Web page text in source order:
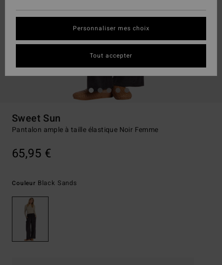
Sweet Sun
Pantalon ample à taille élastique Noir Femme
65,95 €
Couleur Black Sands
Personnaliser mes choix
Tout accepter